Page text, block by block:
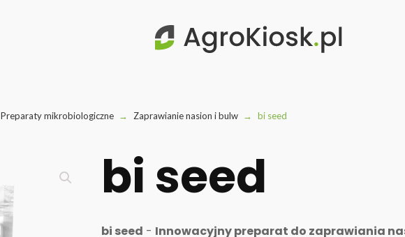
Preparaty mikrobiologiczne → Zaprawianie nasion i bulw → bi seed
bi seed
bi seed - Innowacyjny preparat do zaprawiania